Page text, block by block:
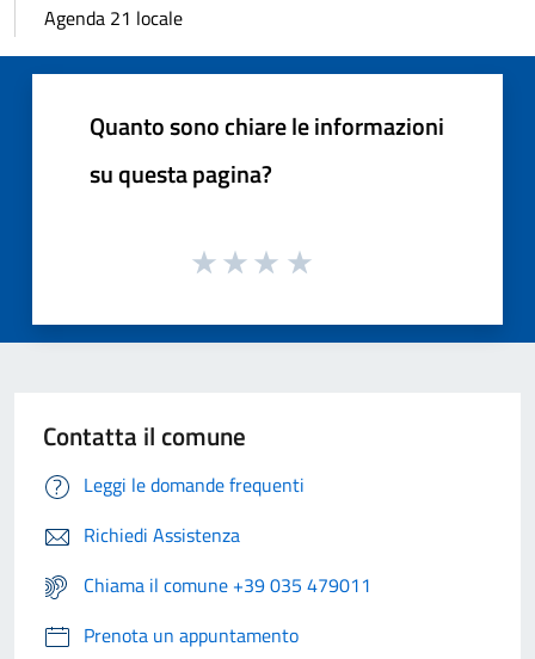
Agenda 21 locale
Quanto sono chiare le informazioni
su questa pagina?
Contatta il comune
Leggi le domande frequenti
Richiedi Assistenza
Chiama il comune +39 035 479011
Prenota un appuntamento